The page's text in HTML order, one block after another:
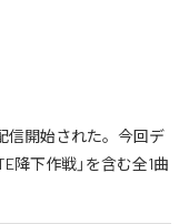
信開始された。今回デ
降下作戦」を含む全1曲